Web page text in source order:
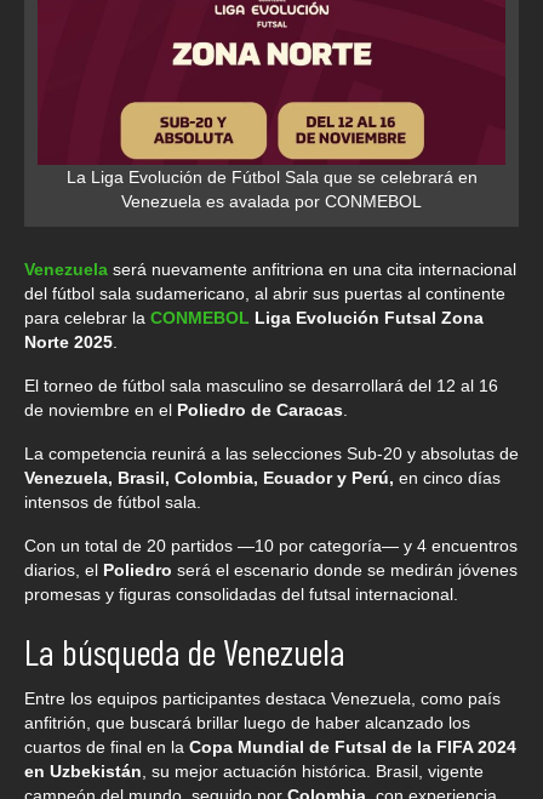
La Liga Evolución de Fútbol Sala que se celebrará en
Venezuela es avalada por CONMEBOL
Venezuela será nuevamente anfitriona en una cita internacional
del fútbol sala sudamericano, al abrir sus puertas al continente
para celebrar la CONMEBOL Liga Evolución Futsal Zona
Norte 2025
El torneo de fútbol sala masculino se desarrollará del 12 al 16
de noviembre en el Poliedro de Caracas
La competencia reunirá a las selecciones Sub‑20 y absolutas de
Venezuela, Brasil, Colombia, Ecuador y Perú, en cinco días
intensos de fútbol sala.
Con un total de 20 partidos —10 por categoría— y 4 encuentros
diarios, el Poliedro será el escenario donde se medirán jóvenes
promesas y figuras consolidadas del futsal internacional.
La búsqueda de Venezuela
Entre los equipos participantes destaca Venezuela, como país
anfitrión, que buscará brillar luego de haber alcanzado los
cuartos de final en la Copa Mundial de Futsal de la FIFA 2024
en Uzbekistán , su mejor actuación histórica. Brasil, vigente